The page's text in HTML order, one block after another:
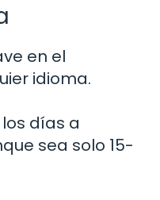
en el
idioma.
días a
sea solo 15-